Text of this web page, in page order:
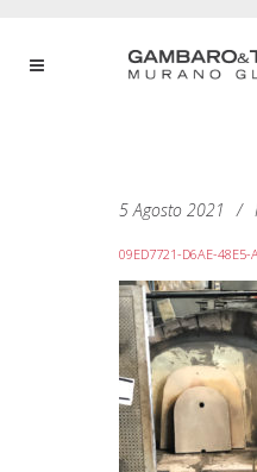
5 Agosto 2021
09ED7721-D6AE-48E5-